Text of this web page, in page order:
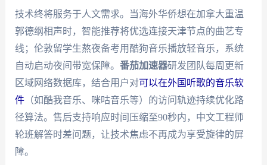
技术终将服务于人文需求。当海外华侨想在加拿大重温
郭德纲相声时，智能推荐将优选连接天津节点的曲艺专
线；伦敦留学生熬夜备考用酷狗音乐播放轻音乐，系统
自动启动夜间带宽保障。 番茄加速器研发团队每周更新
区域网络数据库，结合用户对可以在外国听歌的音乐软
件（如酷我音乐、咪咕音乐等）的访问轨迹持续优化路
径算法。售后支持响应时间压缩至90秒内，中文工程师
轮班解答时差问题，让技术焦虑不再成为享受旋律的屏
障。